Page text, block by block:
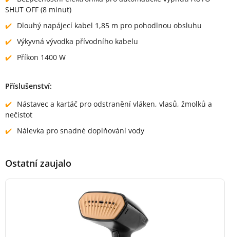
SHUT OFF (8 minut)
Dlouhý napájecí kabel 1,85 m pro pohodlnou obsluhu
Výkyvná vývodka přívodního kabelu
Příkon 1400 W
Příslušenství:
Nástavec a kartáč pro odstranění vláken, vlasů, žmolků a
nečistot
Nálevka pro snadné doplňování vody
Ostatní zaujalo